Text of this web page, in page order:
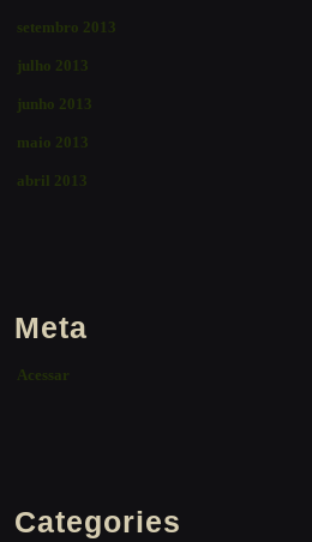
setembro 2013
julho 2013
junho 2013
maio 2013
abril 2013
Meta
Acessar
Categories